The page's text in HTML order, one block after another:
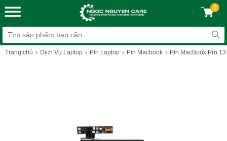
0
Trang chủ Dịch Vụ Laptop Pin Laptop Pin Macbook Pin MacBook Pro